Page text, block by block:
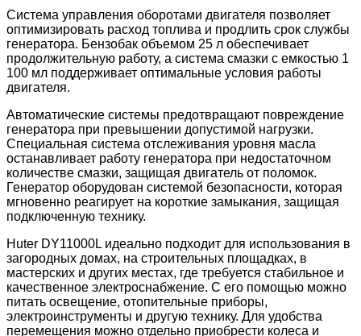
Система управления оборотами двигателя позволяет
оптимизировать расход топлива и продлить срок службы
генератора. Бензобак объемом 25 л обеспечивает
продолжительную работу, а система смазки с емкостью 1
100 мл поддерживает оптимальные условия работы
двигателя.
Автоматические системы предотвращают повреждение
генератора при превышении допустимой нагрузки.
Специальная система отслеживания уровня масла
останавливает работу генератора при недостаточном
количестве смазки, защищая двигатель от поломок.
Генератор оборудован системой безопасности, которая
мгновенно реагирует на короткие замыкания, защищая
подключенную технику.
Huter DY11000L идеально подходит для использования в
загородных домах, на строительных площадках, в
мастерских и других местах, где требуется стабильное и
качественное электроснабжение. С его помощью можно
питать освещение, отопительные приборы,
электроинструменты и другую технику. Для удобства
перемещения можно отдельно приобрести колеса и